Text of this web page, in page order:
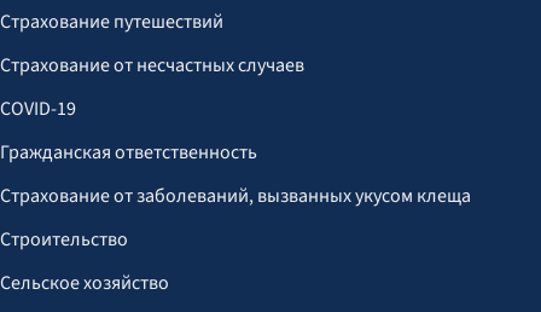
Страхование путешествий
Страхование от несчастных случаев
COVID-19
Гражданская ответственность
Страхование от заболеваний, вызванных укусом клеща
Строительство
Сельское хозяйство